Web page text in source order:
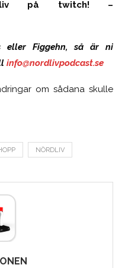
på twitch! –
Figgehn, så är ni
info@nordlivpodcast.se
om sådana skulle
NÖRDLIV